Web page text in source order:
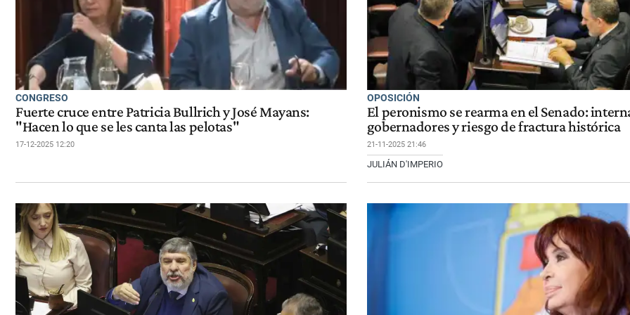
CONGRESO
Fuerte cruce entre Patricia Bullrich y José Mayans:
"Hacen lo que se les canta las pelotas"
17-12-2025 12:20
OPOSICIÓN
El peronismo se rearma en el Senado:
gobernadores y riesgo de fractura histórica
21-11-2025 21:46
JULIÁN D'IMPERIO